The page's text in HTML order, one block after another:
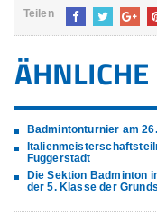
Teilen
Badmintonturnier am
Fuggerstadt
Die Sektion Badminton
der 5. Klasse der